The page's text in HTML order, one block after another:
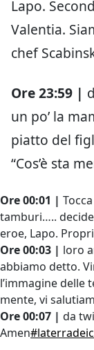
Lapo.
Valentia.
chef
Ore 23:59 |
un po’ la
piatto del
“Cos’è sta
Ore 00:01 |
tamburi…..
eroe, Lapo.
Ore 00:03 | loro
abbiamo detto.
l’immagine delle
mente, vi
Ore 00:07 | da
Amen